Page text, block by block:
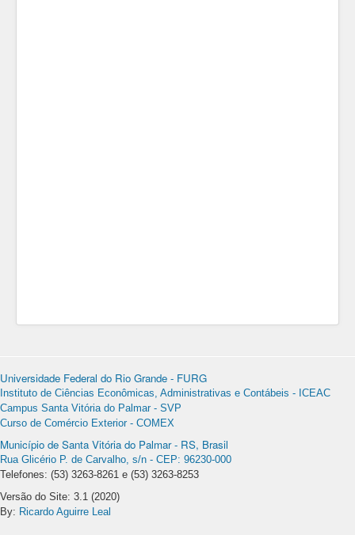
Universidade Federal do Rio Grande - FURG
Instituto de Ciências Econômicas, Administrativas e Contábeis - ICEAC
Campus Santa Vitória do Palmar - SVP
Curso de Comércio Exterior - COMEX
Município de Santa Vitória do Palmar - RS, Brasil
Rua Glicério P. de Carvalho, s/n - CEP: 96230-000
Telefones: (53) 3263-8261 e (53) 3263-8253
Versão do Site: 3.1 (2020)
By: Ricardo Aguirre Leal